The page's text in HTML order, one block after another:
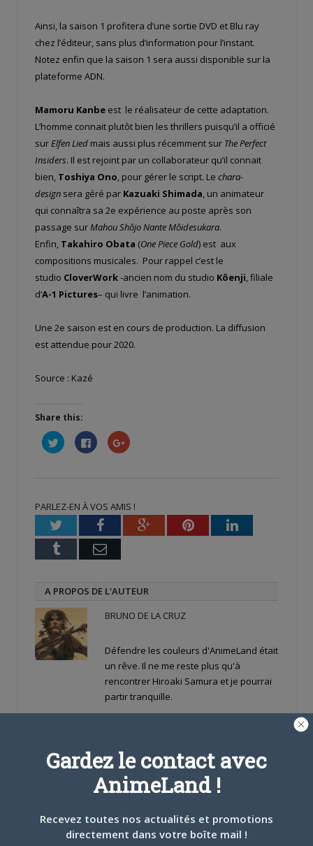
Ainsi, la saison 1 profitera d’une sortie DVD et Blu ray
chez l’éditeur, sans plus d’information pour l’instant.
Notez enfin que la saison 1 sera aussi disponible sur la
plateforme ADN.
Mamoru Kanbe est le réalisateur de cette adaptation.
L’homme connait plutôt bien les thrillers puisqu’il a officié
surElfen Lied mais aussi plus récemment sur The Perfect
Insiders. Il est rejoint par un collaborateur qu’il connait
bien, Toshiya Ono, pour gérer le script. Le chara-
design sera géré par Kazuaki Shimada, un animateur
qui connaîtra sa 2e expérience au poste après son
passage surMahou Shôjo Nante Môidesukara.
Enfin, Takahiro Obata (One Piece Gold) est aux
compositions musicales. Pour rappel c’est le
studio CloverWork-ancien nom du studio Kôenji, filiale
d’A-1 Pictures– qui livre l’animation.
Une 2e saison est en cours de production. La diffusion
est attendue pour 2020.
Source : Kazé
Share this:
Cliquez
pour
partager
fenêtre)
Cliquez
pour
partager
fenêtre)
Cliquez
pour
nouvelle
fenêtre)
PARLEZ-EN À VOS AMIS !
TwitterFacebookGoogle+PinterestLinkedIn
Tumblr Email
A PROPOS DE L'AUTEUR
BRUNO DE LA CRUZ
Défendre les couleurs d'AnimeLand était
un rêve. Il ne me reste plus qu'à
rencontrer Hiroaki Samura et je pourrai
partir tranquille.
5 AOÛT 2026 0
Gardez le contact avec
AnimeLand !
Recevez toutes nos actualités et promotions
directement dans votre boîte mail !